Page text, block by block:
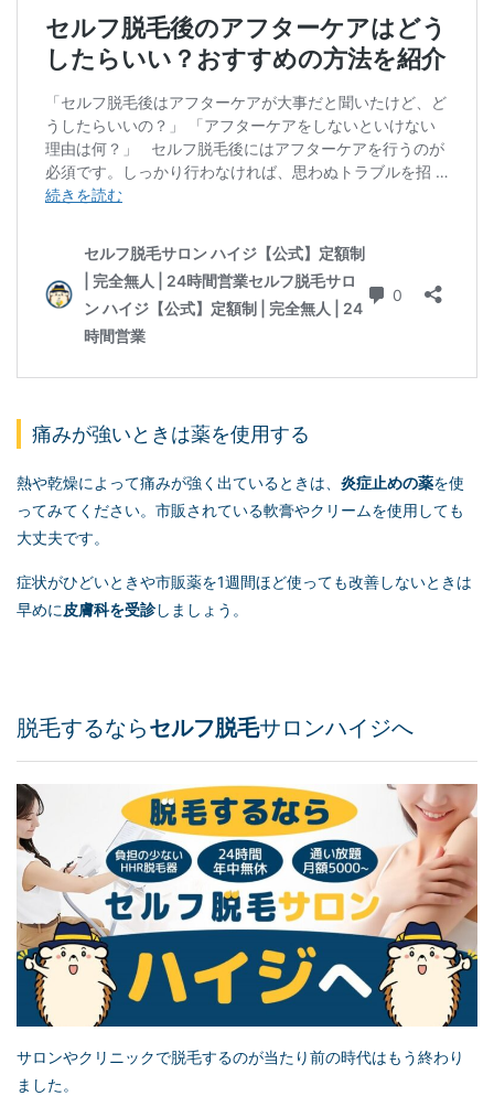
痛みが強いときは薬を使用する
熱や乾燥によって痛みが強く出ているときは、 炎症止めの薬を使
ってみてください。市販されている軟膏やクリームを使用しても
大丈夫です。
症状がひどいときや市販薬を1週間ほど使っても改善しないときは
早めに 皮膚科を受診しましょう。
脱毛するならセルフ脱毛サロンハイジへ
サロンやクリニックで脱毛するのが当たり前の時代はもう終わり
ました。